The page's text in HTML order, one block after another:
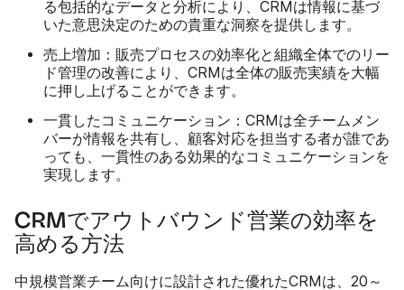
る包括的なデータと分析により、CRMは情報に基づ
いた意思決定のための貴重な洞察を提供します。
売上増加： 販売プロセスの効率化と組織全体でのリー
ド管理の改善により、CRMは全体の販売実績を大幅
に押し上げることができます。
一貫したコミュニケーション： CRMは全チームメン
バーが情報を共有し、顧客対応を担当する者が誰であ
っても、一貫性のある効果的なコミュニケーションを
実現します。
CRMでアウトバウンド営業の効率を
高める方法
中規模営業チーム向けに設計された優れたCRMは、20～